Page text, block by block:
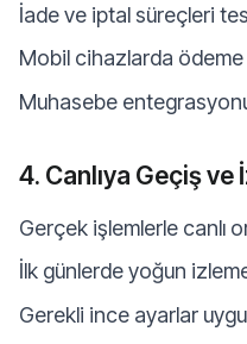
İade ve iptal süreçleri
Mobil cihazlarda ödeme
Muhasebe
4. Canlıya Geçiş ve
Gerçek işlemlerle canlı
İlk günlerde yoğun izleme
Gerekli ince ayarlar